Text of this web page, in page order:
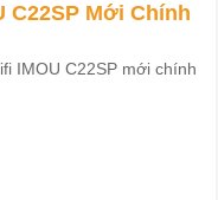
C22SP Mới Chính
IMOU C22SP mới chính